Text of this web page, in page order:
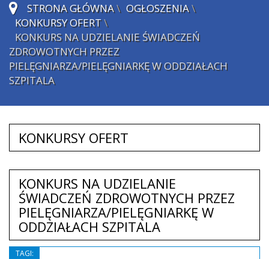
STRONA GŁÓWNA\ OGŁOSZENIA\
KONKURSY OFERT\
KONKURS NA UDZIELANIE ŚWIADCZEŃ
ZDROWOTNYCH PRZEZ
PIELĘGNIARZA/PIELĘGNIARKĘ W ODDZIAŁACH
SZPITALA
KONKURSY OFERT
KONKURS NA UDZIELANIE
ŚWIADCZEŃ ZDROWOTNYCH PRZEZ
PIELĘGNIARZA/PIELĘGNIARKĘ W
ODDZIAŁACH SZPITALA
TAGI: